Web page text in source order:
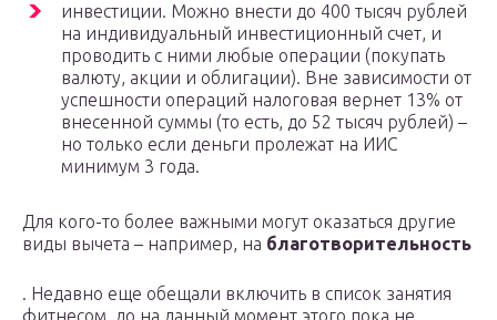
инвестиции. Можно внести до 400 тысяч рублей
на индивидуальный инвестиционный счет, и
проводить с ними любые операции (покупать
валюту, акции и облигации). Вне зависимости от
успешности операций налоговая вернет 13% от
внесенной суммы (то есть, до 52 тысяч рублей) –
но только если деньги пролежат на ИИС
минимум 3 года.
Для кого-то более важными могут оказаться другие
виды вычета – например, на благотворительность
. Недавно еще обещали включить в список занятия
фитнесом, до на данный момент этого пока не